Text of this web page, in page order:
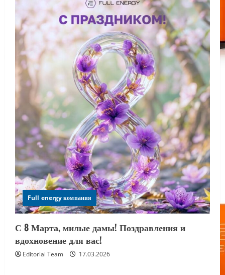
Full energy компания
С 8 Марта, милые дамы! Поздравления и
вдохновение для вас!
Editorial Team 17.03.2026